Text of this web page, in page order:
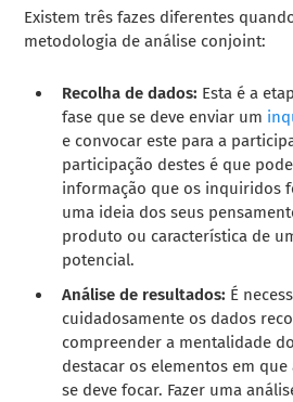
Existem três fazes diferentes
metodologia de análise conjoint:
Recolha de dados: Esta é a
fase que se deve enviar um
e convocar este para a
participação destes é que
informação que os inquiridos
uma ideia dos seus
produto ou característica de
potencial.
Análise de resultados: É
cuidadosamente os dados
compreender a mentalidade
destacar os elementos em
se deve focar. Fazer uma